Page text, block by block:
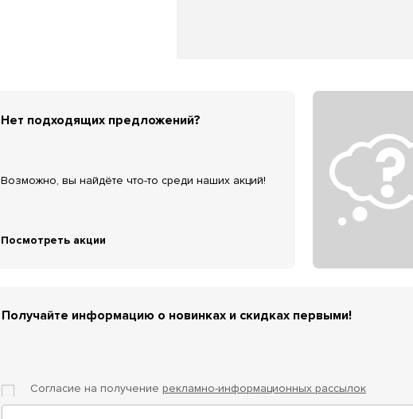
Нет подходящих предложений?
Возможно, вы найдёте что-то среди наших акций!
Посмотреть акции
Получайте информацию о новинках и скидках первыми!
Согласие на получение рекламно-информационных рассылок